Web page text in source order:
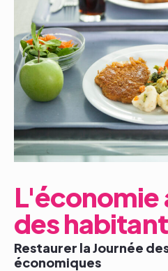
L'économie
des
Restaurer la Journée
économiques